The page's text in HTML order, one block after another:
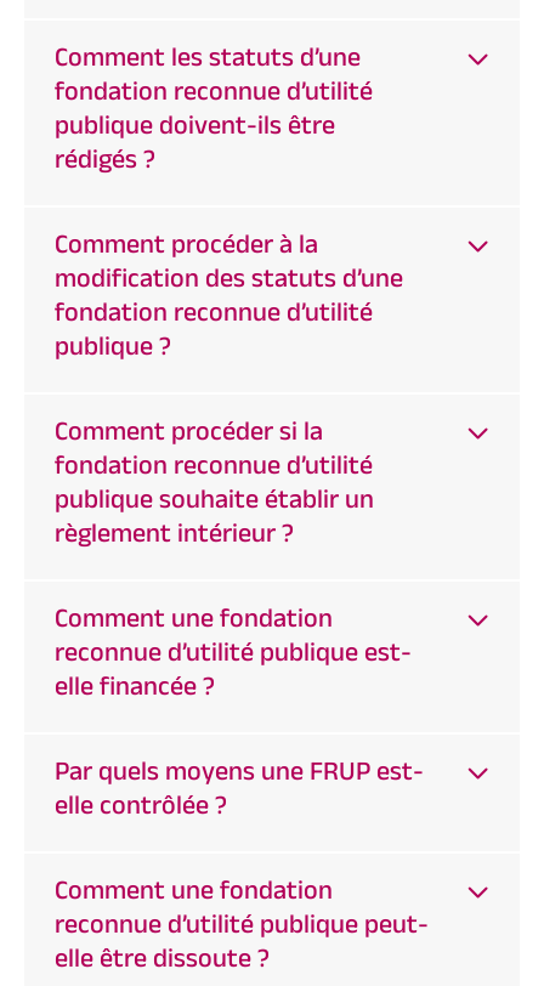
Comment les statuts d’une
fondation reconnue d’utilité
publique doivent-ils être
rédigés ?
Comment procéder à la
modification des statuts d’une
fondation reconnue d’utilité
publique ?
Comment procéder si la
fondation reconnue d’utilité
publique souhaite établir un
règlement intérieur ?
Comment une fondation
reconnue d’utilité publique est-
elle financée ?
Par quels moyens une FRUP est-
elle contrôlée ?
Comment une fondation
reconnue d’utilité publique peut-
elle être dissoute ?